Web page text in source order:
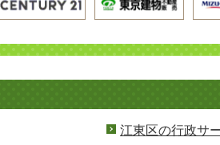
江東区の行政サ